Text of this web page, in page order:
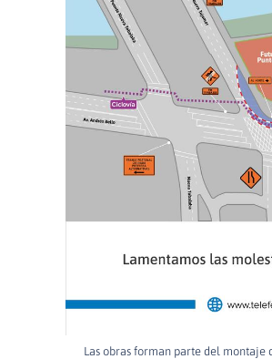
Las obras forman parte del montaje